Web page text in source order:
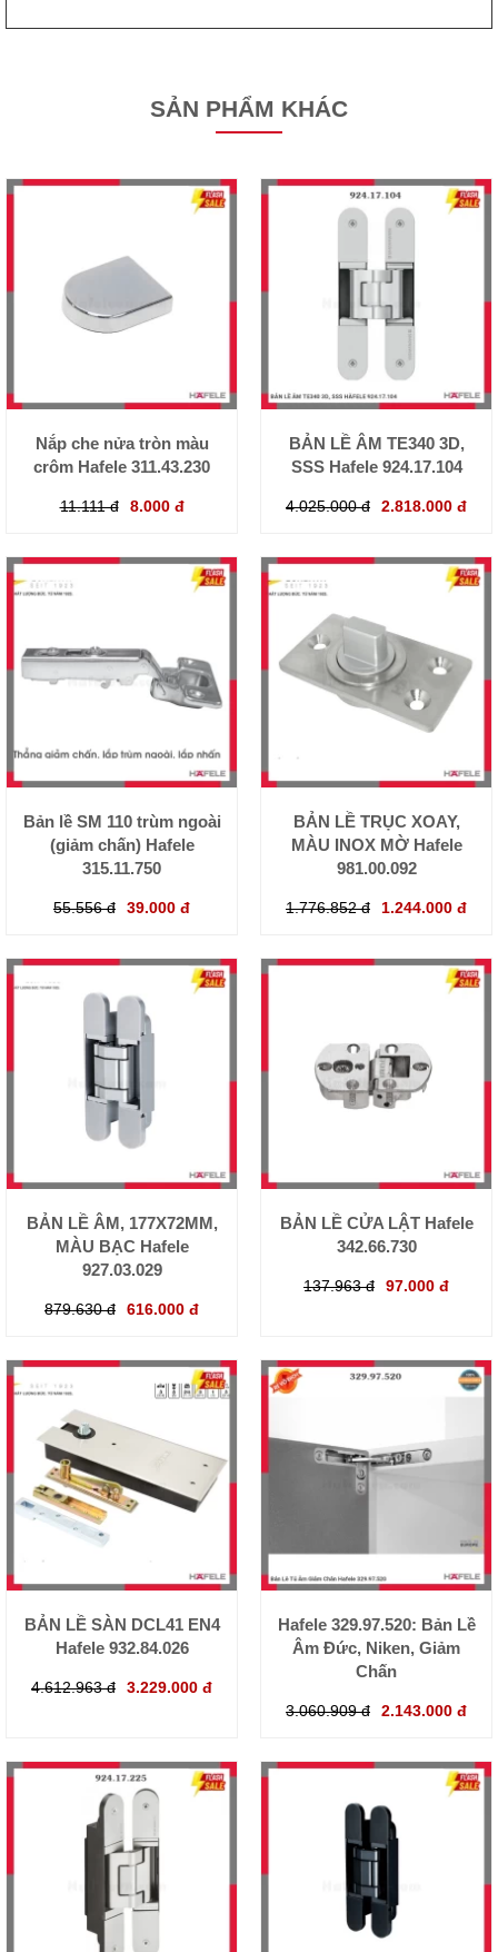
SẢN PHẨM KHÁC
Nắp che nửa tròn màu
crôm Hafele 311.43.230
11.111 đ 8.000 đ
BẢN LỀ ÂM TE340 3D,
SSS Hafele 924.17.104
4.025.000 đ 2.818.000 đ
Bản lề SM 110 trùm ngoài
(giảm chấn) Hafele
315.11.750
55.556 đ 39.000 đ
BẢN LỀ TRỤC XOAY,
MÀU INOX MỜ Hafele
981.00.092
1.776.852 đ 1.244.000 đ
BẢN LỀ ÂM, 177X72MM,
MÀU BẠC Hafele
927.03.029
879.630 đ 616.000 đ
BẢN LỀ CỬA LẬT Hafele
342.66.730
137.963 đ 97.000 đ
BẢN LỀ SÀN DCL41 EN4
Hafele 932.84.026
4.612.963 đ 3.229.000 đ
Hafele 329.97.520: Bản Lề
Âm Đức, Niken, Giảm
Chấn
3.060.909 đ 2.143.000 đ